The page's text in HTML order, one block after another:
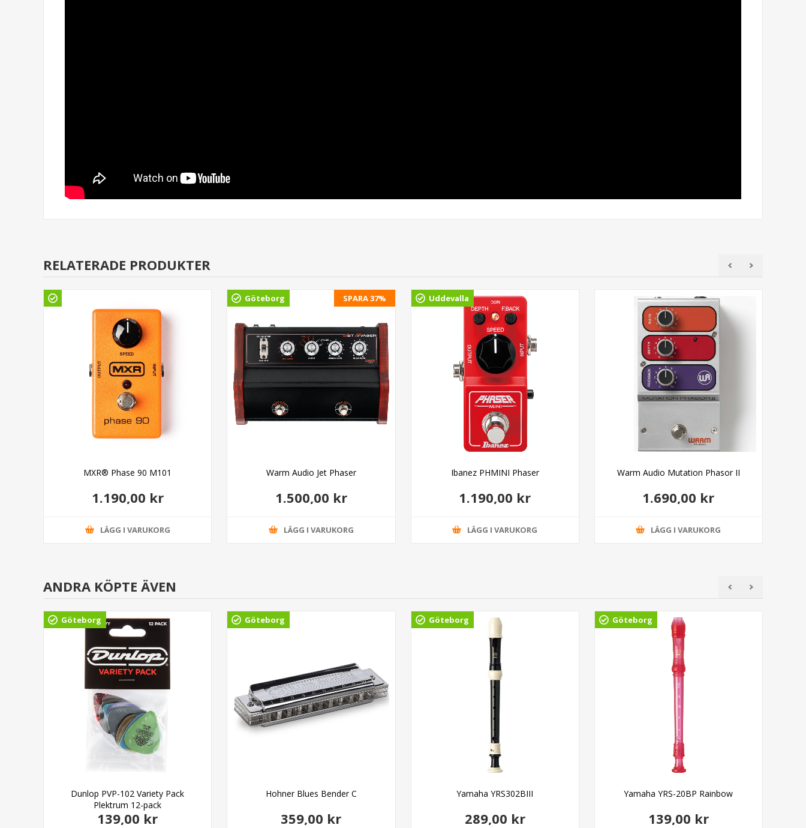
RELATERADE PRODUKTER
MXR® Phase 90 M101
1.190,00 kr
LÄGG I VARUKORG
SPARA 37%
Göteborg
Warm Audio Jet Phaser
1.500,00 kr
LÄGG I VARUKORG
Uddevalla
Ibanez PHMINI Phaser
1.190,00 kr
LÄGG I VARUKORG
Warm Audio Mutation Phasor II
1.690,00 kr
LÄGG I VARUKORG
ANDRA KÖPTE ÄVEN
Göteborg
Dunlop PVP-102 Variety Pack
Plektrum 12-pack
139,00 kr
Göteborg
Hohner Blues Bender C
359,00 kr
Göteborg
Yamaha YRS302BIII
289,00 kr
Göteborg
Yamaha YRS-20BP Rainbow
139,00 kr